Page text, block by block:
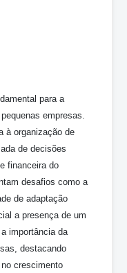
para a
empresas.
à organização de
de decisões
financeira do
desafios como a
de adaptação
a presença de um
importância da
destacando
crescimento